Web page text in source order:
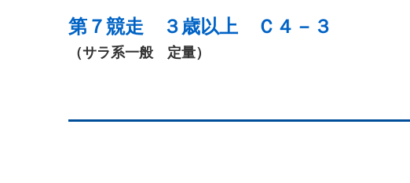
第７競走 ３歳以上 Ｃ４－３
（サラ系一般 定量）